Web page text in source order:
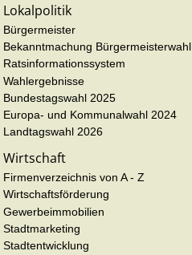
Lokalpolitik
Bürgermeister
Bekanntmachung Bürgermeisterwahl
Ratsinformationssystem
Wahlergebnisse
Bundestagswahl 2025
Europa- und Kommunalwahl 2024
Landtagswahl 2026
Wirtschaft
Firmenverzeichnis von A - Z
Wirtschaftsförderung
Gewerbeimmobilien
Stadtmarketing
Stadtentwicklung